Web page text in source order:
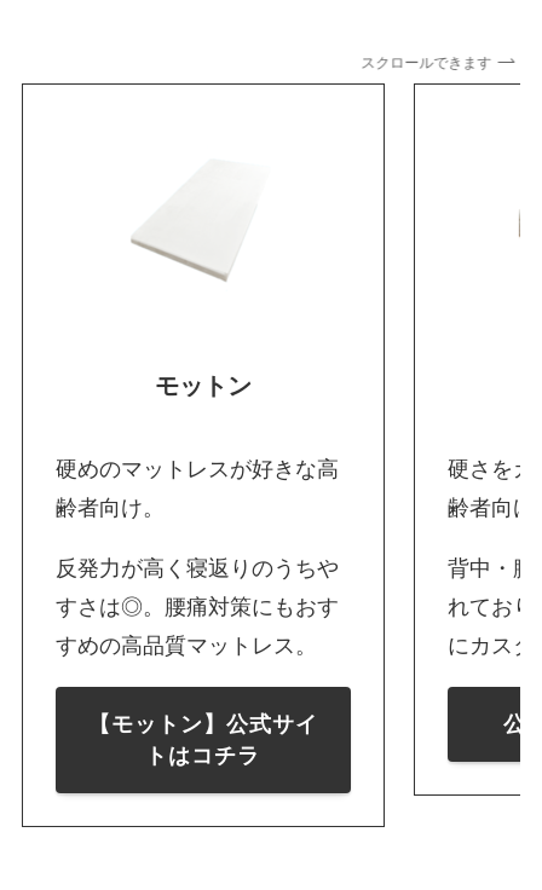
スクロールできます
モットン
硬めのマットレスが好きな高
齢者向け。
反発力が高く寝返りのうちや
すさは◎。腰痛対策にもおす
すめの高品質マットレス。
【モットン】公式サイ
トはコチラ
硬さをカ
齢者向け
背中・腰
れており
にカスタ
公